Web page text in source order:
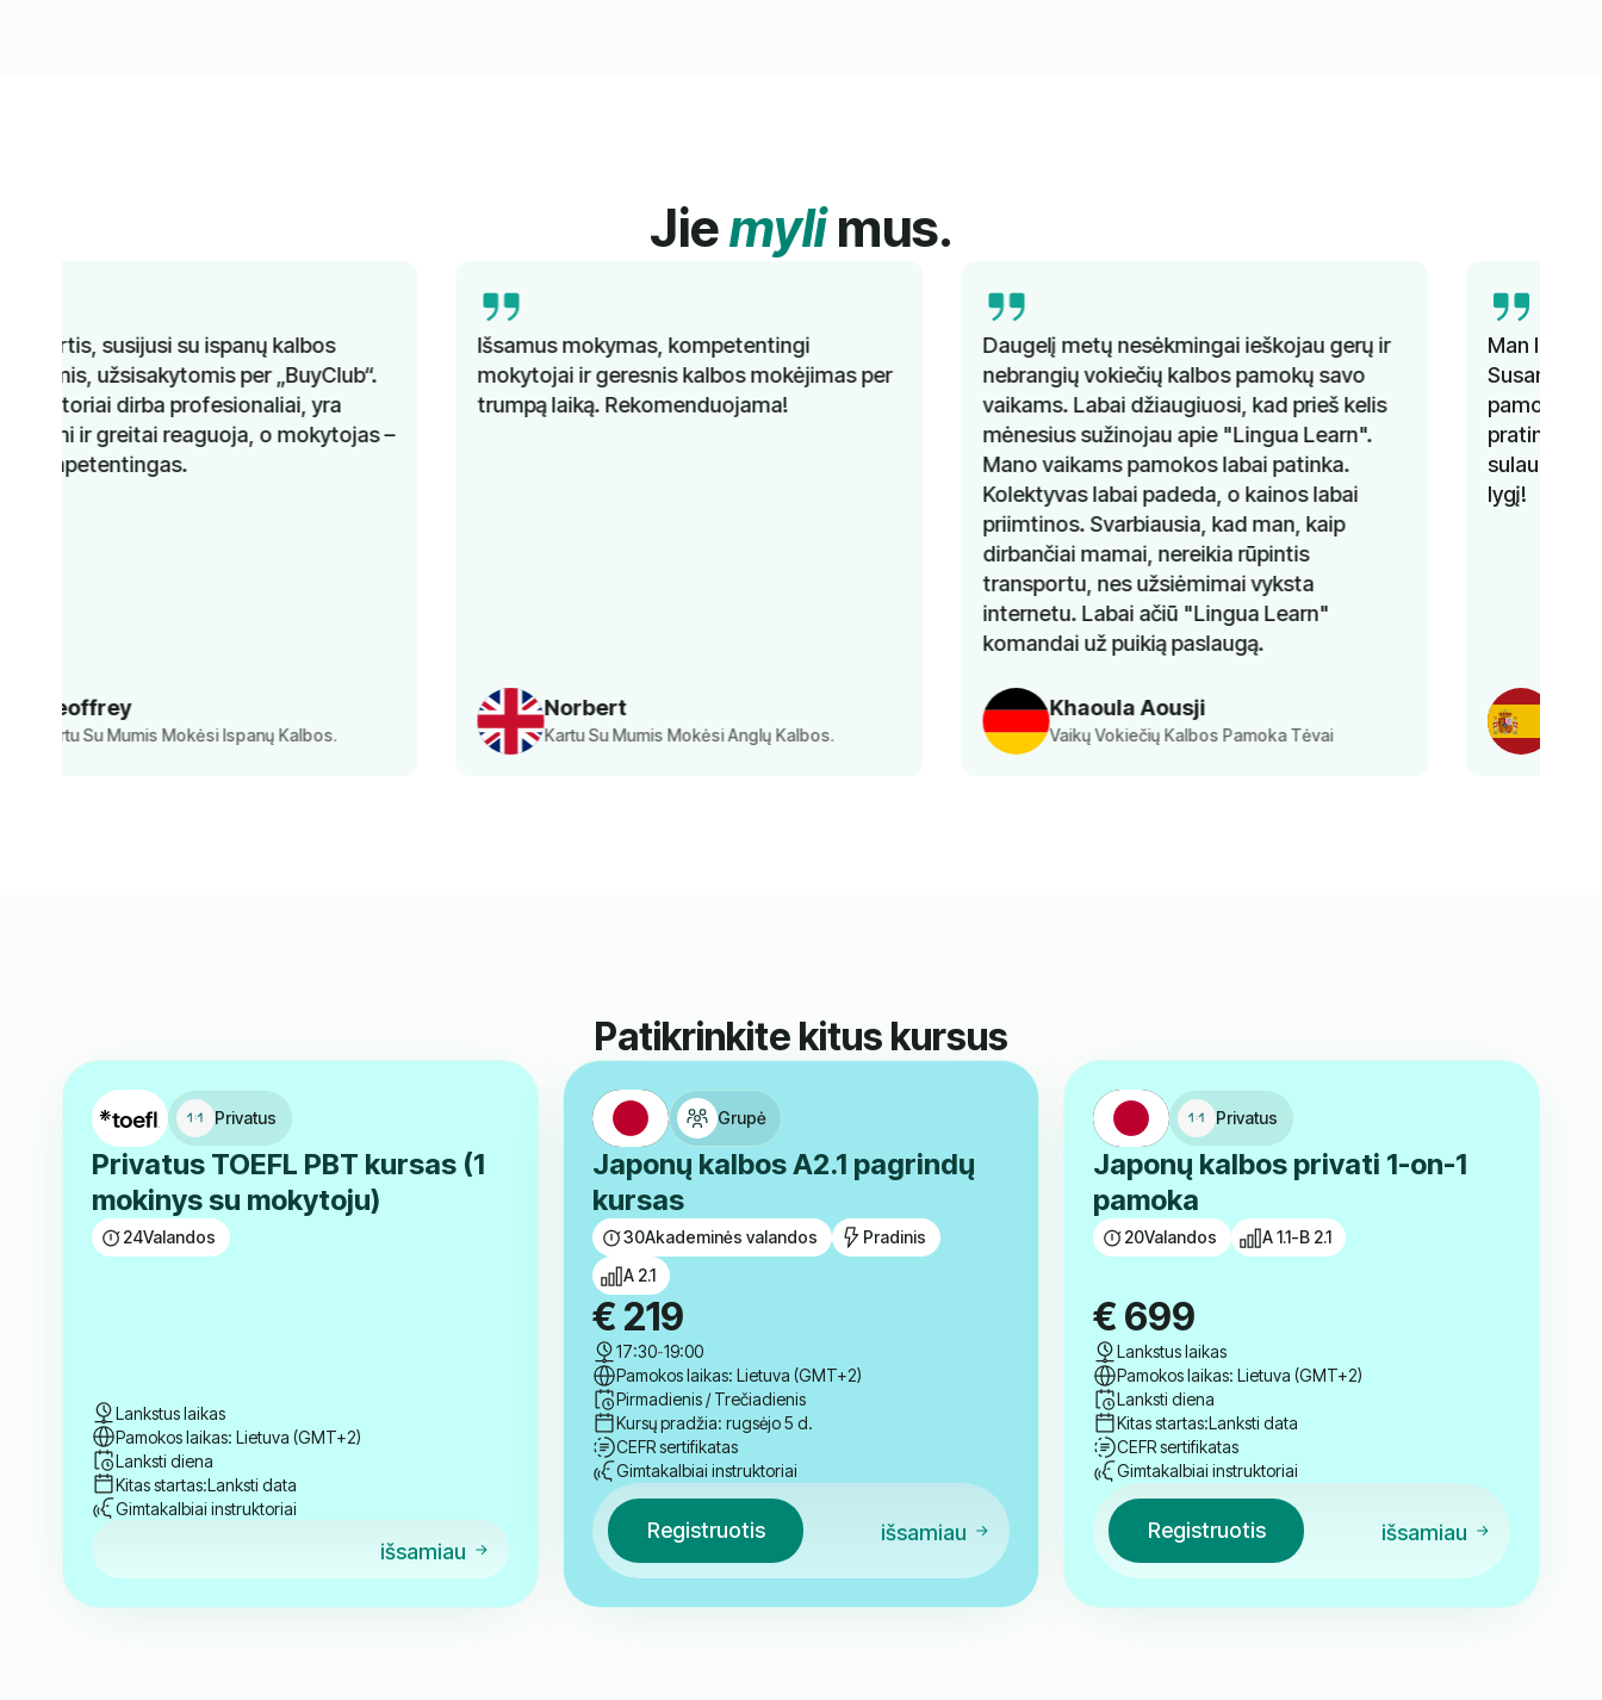
Jiemylimus.
Kartu Su Mumis Mokėsi Anglų Kalbos.
Išsamus mokymas, kompetentingi
mokytojai ir geresnis kalbos mokėjimas per
trumpą laiką. Rekomenduojama!
Vaikų Vokiečių Kalbos Pamoka Tėvai
Daugelį metų nesėkmingai ieškojau gerų ir
nebrangių vokiečių kalbos pamokų savo
vaikams. Labai džiaugiuosi, kad prieš kelis
Ayesha
Ispanų Kalbos Klasės Mokinys
Man labai patiko ispanų kalbos kursai su
Susana. Ji sugebėjo keisti temas kiekvieną
pamoką, kartu pateikdama gramatikos
pratimus. Išmokau labai daug. Negaliu
sulaukti, kada galėsiu tęsti ir pagerinti savo
lygį!
Patikrinkite kitus kursus
Privatus
Privatus TOEFL PBT kursas (1
mokinys su mokytoju)
24Valandos
Lankstus laikas
Pamokos laikas: Lietuva (GMT+2)
Lanksti diena
Kitas startas:Lanksti data
Gimtakalbiai instruktoriai
išsamiau
Grupė
Japonų kalbos A2.1 pagrindų
kursas
30Akademinės valandos
Pradinis
A 2.1
€ 219
17:30-19:00
Pamokos laikas: Lietuva (GMT+2)
Pirmadienis / Trečiadienis
Kursų pradžia: rugsėjo 5 d.
CEFR sertifikatas
Gimtakalbiai instruktoriai
Registruotis išsamiau
Privatus
Japonų kalbos privati 1-on-1
pamoka
20Valandos A 1.1-B 2.1
€ 699
Lankstus laikas
Pamokos laikas: Lietuva (GMT+2)
Lanksti diena
Kitas startas:Lanksti data
CEFR sertifikatas
Gimtakalbiai instruktoriai
Registruotis išsamiau